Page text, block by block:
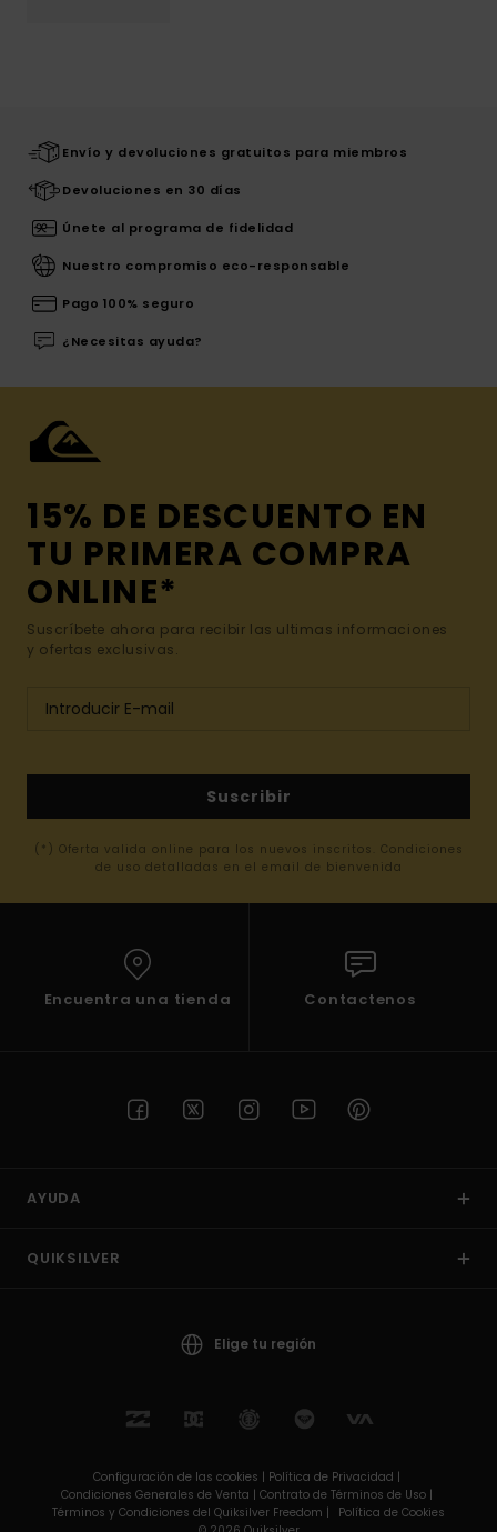
Envío y devoluciones gratuitos para miembros
Devoluciones en 30 días
Únete al programa de fidelidad
Nuestro compromiso eco-responsable
Pago 100% seguro
¿Necesitas ayuda?
15% DE DESCUENTO EN
TU PRIMERA COMPRA
ONLINE*
Suscríbete ahora para recibir las ultimas informaciones
y ofertas exclusivas.
Suscribir
(*) Oferta valida online para los nuevos inscritos. Condiciones
de uso detalladas en el email de bienvenida
Encuentra una tienda Contactenos
AYUDA
QUIKSILVER
Elige tu región
Configuración de las cookies | Política de Privacidad |
Condiciones Generales de Venta | Contrato de Términos de Uso |
Términos y Condiciones del Quiksilver Freedom |
Política de Cookies